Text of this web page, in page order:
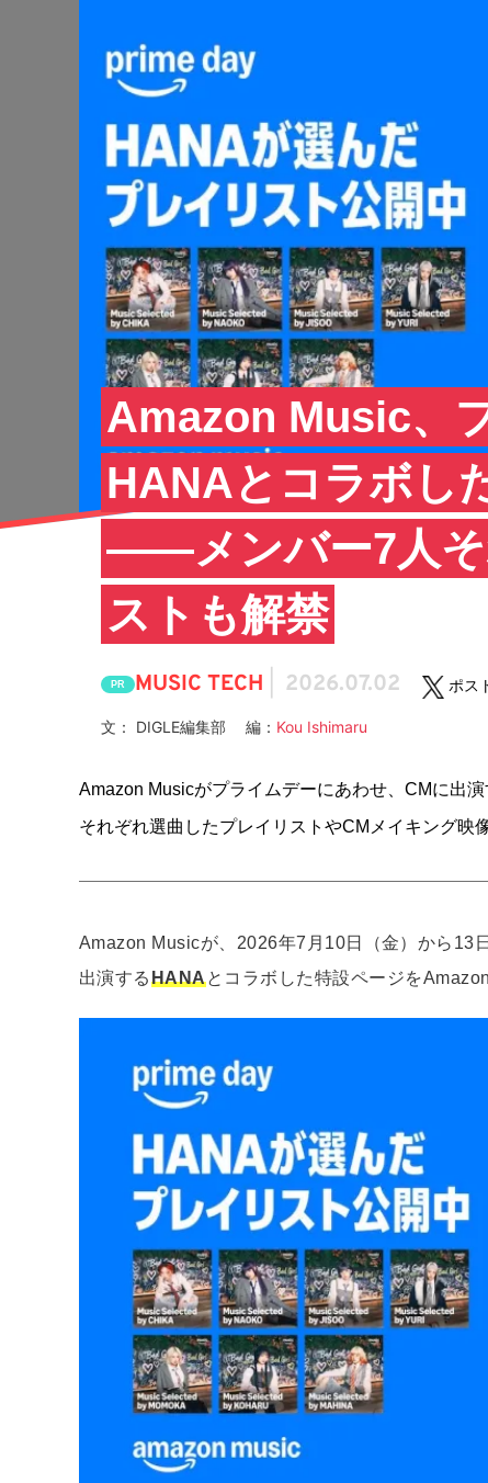
Amazon Music、
HANAとコラボし
——メンバー7人そ
ストも解禁
PR MUSIC TECH 2026.07.02 ポス
文： DIGLE編集部 編： Kou Ishimaru
Amazon Musicがプライムデーにあわせ、CMに出
それぞれ選曲したプレイリストやCMメイキング映
Amazon Musicが、2026年7月10日（金）から13
出演するHANAとコラボした特設ページを